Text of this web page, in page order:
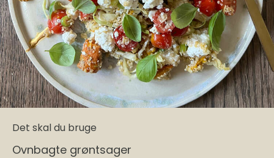
Det skal du bruge
Ovnbagte grøntsager